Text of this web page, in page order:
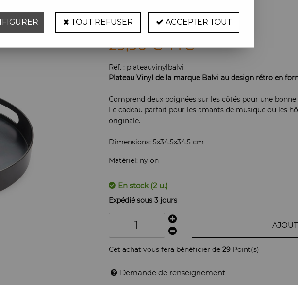
Soyez le premier à donner votre avis !
29,90 €TTC
Réf. : plateauvinylbalvi
Plateau Vinyl de la marque Balvi au design rétro en
Comprend deux poignées sur les côtés pour une
Le cadeau parfait pour les amants de musique ou les
originale.
Dimensions: 5x34,5x34,5 cm
Matériel: nylon
En stock (2 u.)
Expédié sous 3 jours
Cet achat vous fera bénéficier de 29 Point(s)
Demande de renseignement
TOUT REFUSER ACCEPTER TOUT